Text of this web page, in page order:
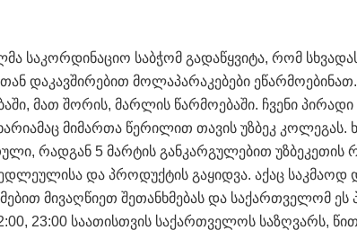
საკორდინაციო საბჭომ გადაწყვიტა, რომ
დაკავშირებით მოლაპარაკებები
მათ შორის, მარლის წარმოებაში. ჩვენი
მიმართა წერილით თავის უზბეკ
რადგან 5 მარტის განკარგულებით უზბეკეთის
და პროდუქტის გაყიდვა. აქაც საკმაოდ
მივაღწიეთ შეთანხმებას და საქართველომ
23:00 საათისთვის საქართველოს საზღვარს,